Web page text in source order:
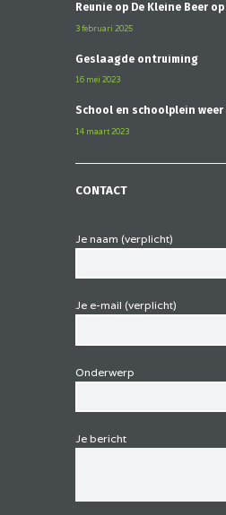
Reünie op De Kleine Beer
3 februari 2025
Geslaagde ontruiming
16 mei 2023
School en schoolplein
14 maart 2023
CONTACT
Je naam (verplicht)
Je e-mail (verplicht)
Onderwerp
Je bericht